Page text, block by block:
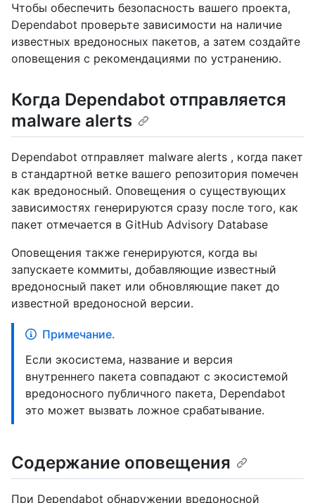
Чтобы обеспечить безопасность вашего проекта,
Dependabot проверьте зависимости на наличие
известных вредоносных пакетов, а затем создайте
оповещения с рекомендациями по устранению.
Когда Dependabot отправляется
malware alerts
Dependabot отправляет malware alerts , когда пакет
в стандартной ветке вашего репозитория помечен
как вредоносный. Оповещения о существующих
зависимостях генерируются сразу после того, как
пакет отмечается в GitHub Advisory Database
Оповещения также генерируются, когда вы
запускаете коммиты, добавляющие известный
вредоносный пакет или обновляющие пакет до
известной вредоносной версии.
Примечание.
Если экосистема, название и версия
внутреннего пакета совпадают с экосистемой
вредоносного публичного пакета, Dependabot
это может вызвать ложное срабатывание.
Содержание оповещения
При Dependabot обнаружении вредоносной